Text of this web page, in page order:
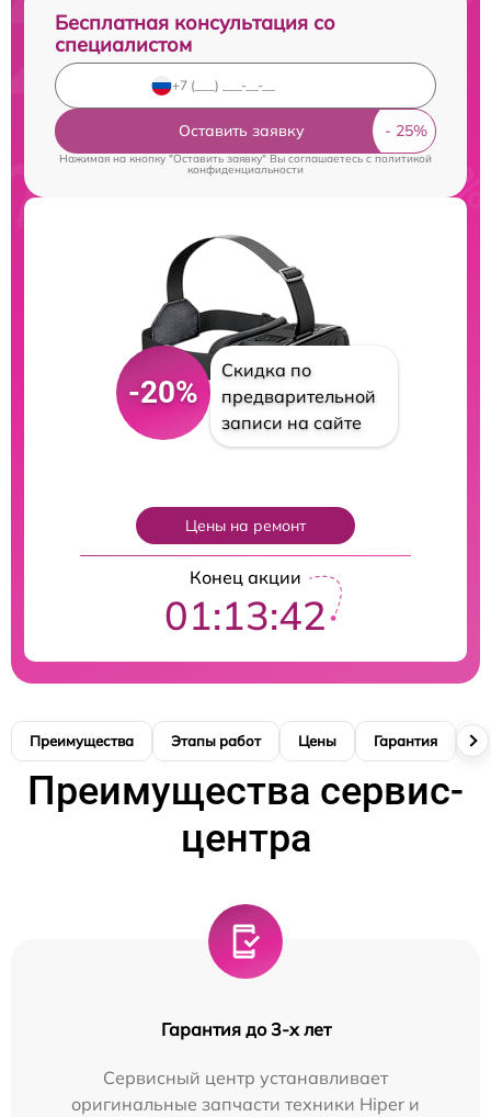
Бесплатная консультация со
специалистом
Оставить заявку
Нажимая на кнопку "Оставить заявку" Вы соглашаетесь cполитикой
конфиденциальности
-20%
Скидка по
предварительной
записи на сайте
Цены на ремонт
Конец акции
01:13:41
Преимущества Этапы работ Цены Гарантия
Преимущества сервис-
центра
Гарантия до 3-х лет
Сервисный центр устанавливает
оригинальные запчасти техники Hiper и